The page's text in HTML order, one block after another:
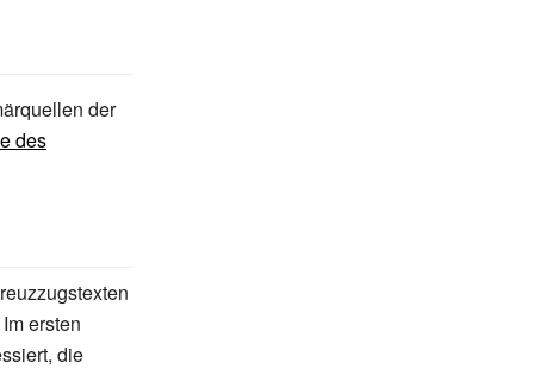
der
des
ersten
die